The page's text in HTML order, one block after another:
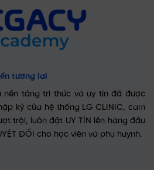
tương lai
nền tảng tri thức và uy tín đã được
kỷ của hệ thống LG CLINIC, cam
trội, luôn đặt UY TÍN lên hàng đầu
ĐỐI cho học viên và phụ huynh.